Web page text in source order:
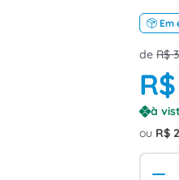
Em
deR$ 3
R$
à
ou R$